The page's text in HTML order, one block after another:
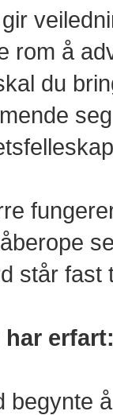
rom å
du
står fast
har erfart:
begynte